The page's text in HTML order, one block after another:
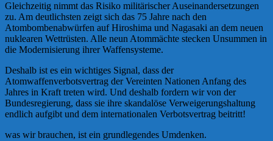
Gleichzeitig nimmt das Risiko militärischer Auseinandersetzungen
zu. Am deutlichsten zeigt sich das 75 Jahre nach den
Atombombenabwürfen auf Hiroshima und Nagasaki an dem neuen
nuklearen Wettrüsten. Alle neun Atommächte stecken Unsummen in
die Modernisierung ihrer Waffensysteme.
Deshalb ist es ein wichtiges Signal, dass der
Atomwaffenverbotsvertrag der Vereinten Nationen Anfang des
Jahres in Kraft treten wird. Und deshalb fordern wir von der
Bundesregierung, dass sie ihre skandalöse Verweigerungshaltung
endlich aufgibt und dem internationalen Verbotsvertrag beitritt!
was wir brauchen, ist ein grundlegendes Umdenken.